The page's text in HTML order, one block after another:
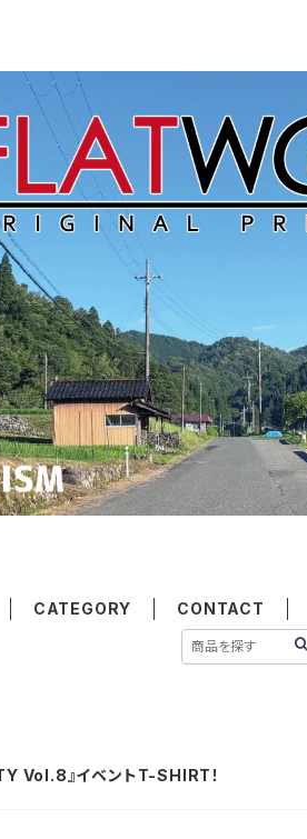
CATEGORY CONTACT
』イベントT-SHIRT！